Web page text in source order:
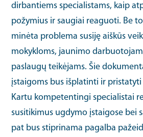
dirbantiems specialistams, kaip
požymius ir saugiai reaguoti. Be
minėta problema susiję aiškūs
mokykloms, jaunimo
paslaugų teikėjams. Šie
įstaigoms bus išplatinti ir
Kartu kompetentingi specialistai
susitikimus ugdymo įstaigose bei
pat bus stiprinama pagalba